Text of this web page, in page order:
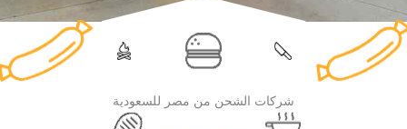
شركات الشحن من مصر للسعودية